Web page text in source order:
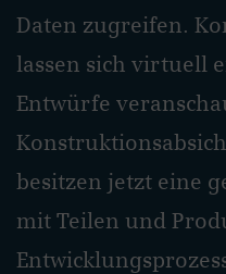
Daten zugreifen.
lassen sich virtuell
Entwürfe
besitzen jetzt eine
mit Teilen und